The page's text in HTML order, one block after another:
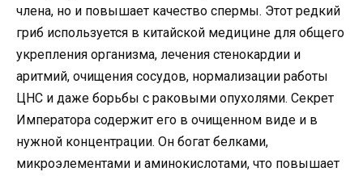
члена, но и повышает качество спермы. Этот редкий
гриб используется в китайской медицине для общего
укрепления организма, лечения стенокардии и
аритмий, очищения сосудов, нормализации работы
ЦНС и даже борьбы с раковыми опухолями. Секрет
Императора содержит его в очищенном виде и в
нужной концентрации. Он богат белками,
микроэлементами и аминокислотами, что повышает